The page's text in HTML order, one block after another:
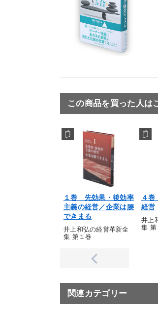
この商品を買った人は
１巻 先効果・後効率
主義の経営／企業は腰
できまる
井上和弘の経営革新全
集 第１巻
４
経営
井上
集 第
関連カテゴリー